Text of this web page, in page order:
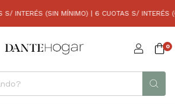
(SIN MÍNIMO) | 6 CUOTAS S/ INTERÉS
0